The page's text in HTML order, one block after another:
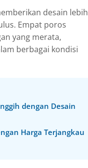
desain lebih
Empat poros
yang merata,
berbagai kondisi
dengan Desain
Harga Terjangkau